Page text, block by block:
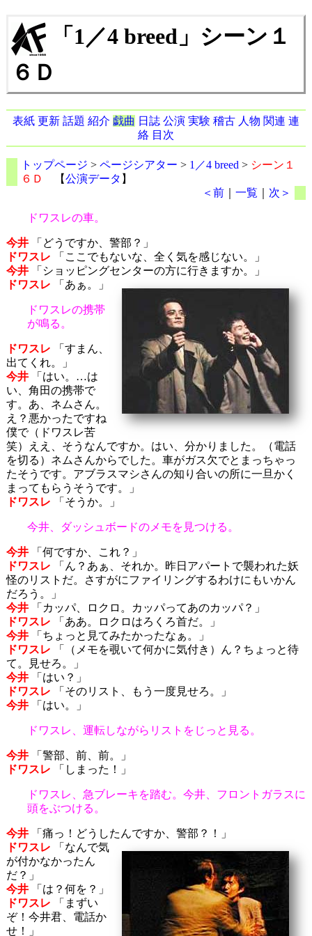
「1／4 breed」シーン１
６Ｄ
表紙 更新 話題 紹介 戯曲 日誌 公演 実験 稽古 人物 関連 連
絡 目次
トップページ > ページシアター > 1／4 breed > シーン１
６Ｄ
【公演データ 】
＜前 ｜一覧 次＞
ドワスレの車。
今井「どうですか、警部？」
ドワスレ 「ここでもないな、全く気を感じない。」
今井「ショッピングセンターの方に行きますか。」
ドワスレ 「あぁ。」
ドワスレの携帯
が鳴る。
ドワスレ 「すまん、
出てくれ。」
今井「はい。…は
い、角田の携帯で
す。あ、ネムさん。
え？悪かったですね
僕で（ドワスレ苦
笑）ええ、そうなんですか。はい、分かりました。（電話
を切る）ネムさんからでした。車がガス欠でとまっちゃっ
たそうです。アブラスマシさんの知り合いの所に一旦かく
まってもらうそうです。」
ドワスレ 「そうか。」
今井、ダッシュボードのメモを見つける。
今井「何ですか、これ？」
ドワスレ 「ん？あぁ、それか。昨日アパートで襲われた妖
怪のリストだ。さすがにファイリングするわけにもいかん
だろう。」
今井「カッパ、ロクロ。カッパってあのカッパ？」
ドワスレ 「ああ。ロクロはろくろ首だ。」
今井「ちょっと見てみたかったなぁ。」
ドワスレ 「（メモを覗いて何かに気付き）ん？ちょっと待
て。見せろ。」
今井「はい？」
ドワスレ 「そのリスト、もう一度見せろ。」
今井「はい。」
ドワスレ、運転しながらリストをじっと見る。
今井「警部、前、前。」
ドワスレ 「しまった！」
ドワスレ、急ブレーキを踏む。今井、フロントガラスに
頭をぶつける。
今井「痛っ！どうしたんですか、警部？！」
ドワスレ 「なんで気
が付かなかったん
だ？」
今井「は？何を？」
ドワスレ 「まずい
ぞ！今井君、電話か
せ！」